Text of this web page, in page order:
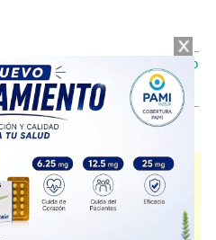
Cobertura Monto Fijo
y se indica comoAnsiolítico
PharmaDorfy cuenta con 2
cobertura PAMI.